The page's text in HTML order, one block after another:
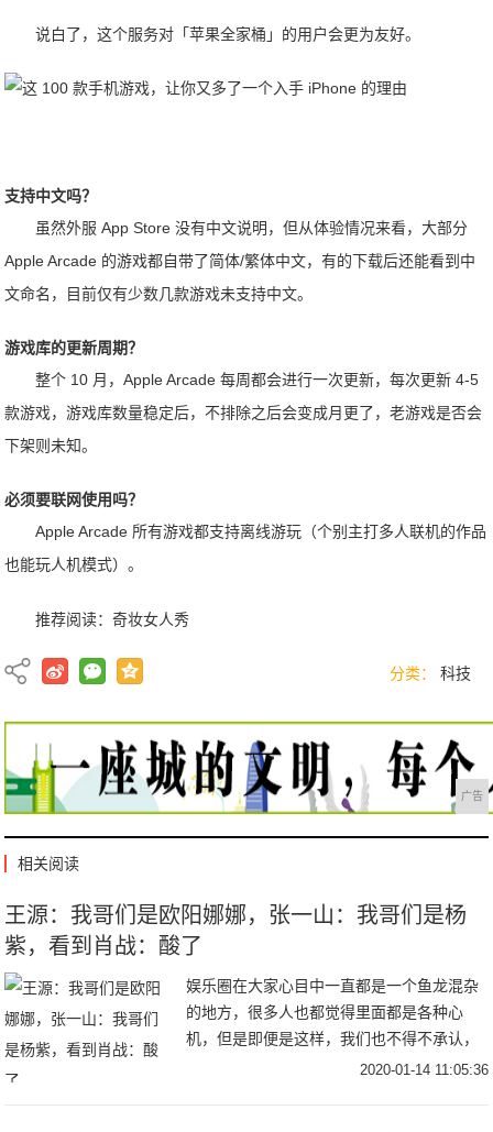
说白了，这个服务对「苹果全家桶」的用户会更为友好。
支持中文吗？
虽然外服 App Store 没有中文说明，但从体验情况来看，大部分
Apple Arcade 的游戏都自带了简体/繁体中文，有的下载后还能看到中
文命名，目前仅有少数几款游戏未支持中文。
游戏库的更新周期？
整个 10 月，Apple Arcade 每周都会进行一次更新，每次更新 4-5
款游戏，游戏库数量稳定后，不排除之后会变成月更了，老游戏是否会
下架则未知。
必须要联网使用吗？
Apple Arcade 所有游戏都支持离线游玩（个别主打多人联机的作品
也能玩人机模式）。
推荐阅读：奇妆女人秀
分类： 科技
广告
相关阅读
王源：我哥们是欧阳娜娜，张一山：我哥们是杨
紫，看到肖战：酸了
娱乐圈在大家心目中一直都是一个鱼龙混杂
的地方，很多人也都觉得里面都是各种心
机，但是即便是这样，我们也不得不承认，
其实还有很多明星之间的关系是非常好的，
2020-01-14 11:05:36